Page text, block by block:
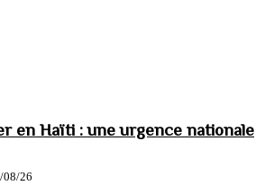
en Haïti : une urgence nationale
08/26